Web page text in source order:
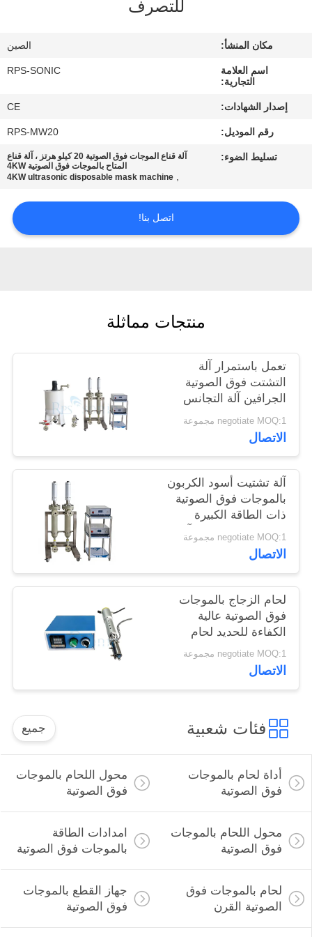
مراقبة
اتصل
حالات
الخصوصية
للتصرف
مكان المنشأ: الصين
اسم العلامة
التجارية:
RPS-SONIC
إصدار الشهادات: CE
رقم الموديل: RPS-MW20
تسليط الضوء:
آلة قناع الموجات فوق الصوتية 20 كيلو هرتز ، آلة قناع
المتاح بالموجات فوق الصوتية 4KW
,
4KW ultrasonic disposable mask machine
اتصل بنا!
منتجات مماثلة
تعمل باستمرار آلة
التشتت فوق الصوتية
الجرافين آلة التجانس
فوق الصوتية
negotiate MOQ:1 مجموعة
الاتصال
آلة تشتيت أسود الكربون
بالموجات فوق الصوتية
ذات الطاقة الكبيرة
والمسبار التيتانيوم، آلة
التجانس بالموجات فوق
الصوتية
negotiate MOQ:1 مجموعة
الاتصال
لحام الزجاج بالموجات
فوق الصوتية عالية
الكفاءة للحديد لحام
الزجاج بالموجات فوق
الصوتية لصناعة البناء
negotiate MOQ:1 مجموعة
الاتصال
فئات شعبية جميع
أداة لحام بالموجات
فوق الصوتية
محول اللحام بالموجات
فوق الصوتية
محول اللحام بالموجات
فوق الصوتية
امدادات الطاقة
بالموجات فوق الصوتية
لحام بالموجات فوق
الصوتية القرن
جهاز القطع بالموجات
فوق الصوتية